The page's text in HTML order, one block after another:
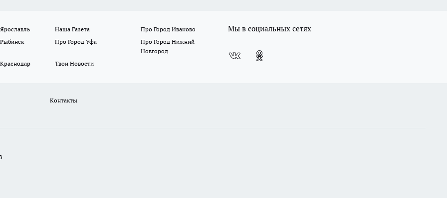
Наша Газета
Про Город Иваново
Про Город Уфа
Про Город Нижний
Новгород
Твои Новости
Мы в социальных сетях
Контакты